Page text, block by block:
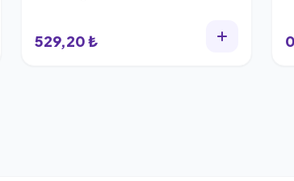
529,20 ₺